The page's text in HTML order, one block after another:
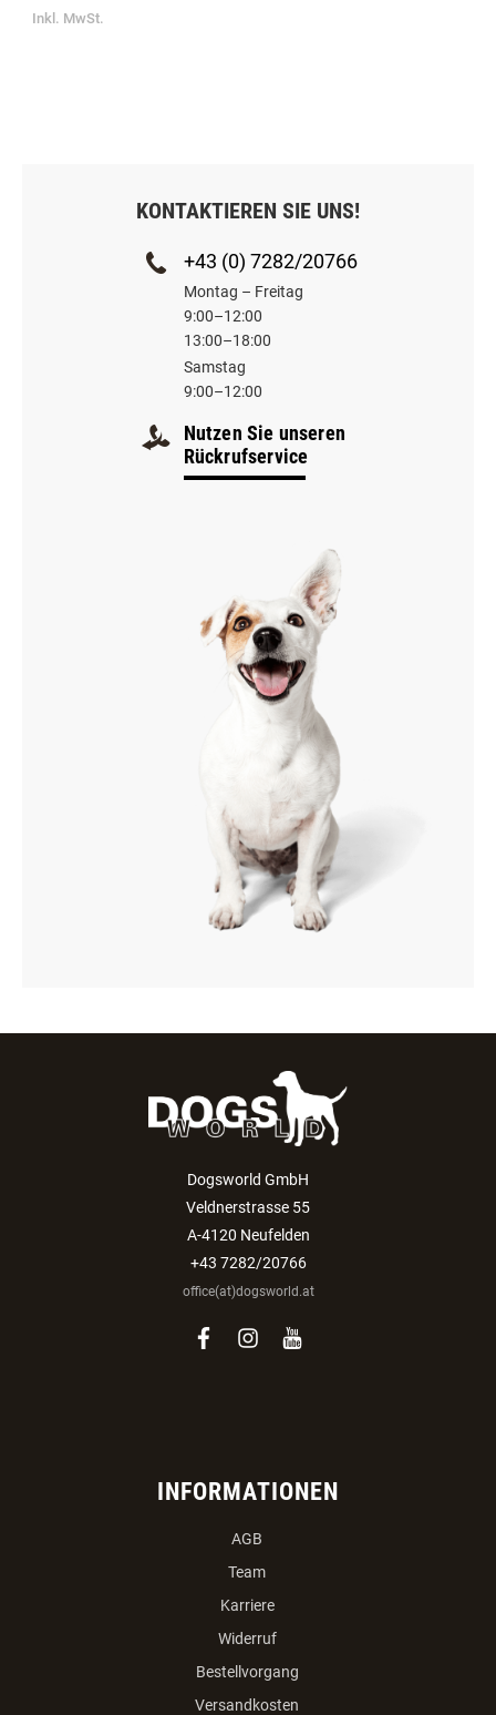
Inkl. MwSt.
KONTAKTIEREN SIE UNS!
+43 (0) 7282/20766
Montag – Freitag
9:00–12:00
13:00–18:00
Samstag
9:00–12:00
Nutzen Sie unseren
Rückrufservice
Dogsworld GmbH
Veldnerstrasse 55
A-4120 Neufelden
+43 7282/20766
office(at)dogsworld.at
facebook
instagram
youtube
INFORMATIONEN
AGB
Team
Karriere
Widerruf
Bestellvorgang
Versandkosten